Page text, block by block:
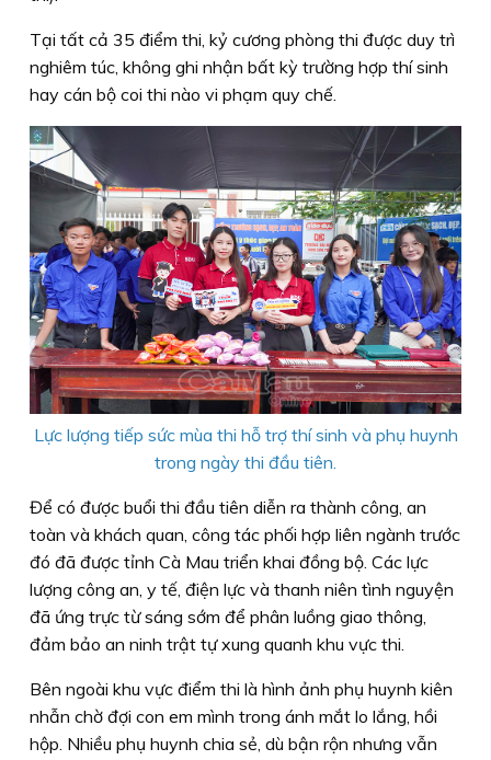
Tại tất cả 35 điểm thi, kỷ cương phòng thi được duy trì
nghiêm túc, không ghi nhận bất kỳ trường hợp thí sinh
hay cán bộ coi thi nào vi phạm quy chế.
Lực lượng tiếp sức mùa thi hỗ trợ thí sinh và phụ huynh
trong ngày thi đầu tiên.
Để có được buổi thi đầu tiên diễn ra thành công, an
toàn và khách quan, công tác phối hợp liên ngành trước
đó đã được tỉnh Cà Mau triển khai đồng bộ. Các lực
lượng công an, y tế, điện lực và thanh niên tình nguyện
đã ứng trực từ sáng sớm để phân luồng giao thông,
đảm bảo an ninh trật tự xung quanh khu vực thi.
Bên ngoài khu vực điểm thi là hình ảnh phụ huynh kiên
nhẫn chờ đợi con em mình trong ánh mắt lo lắng, hồi
hộp. Nhiều phụ huynh chia sẻ, dù bận rộn nhưng vẫn